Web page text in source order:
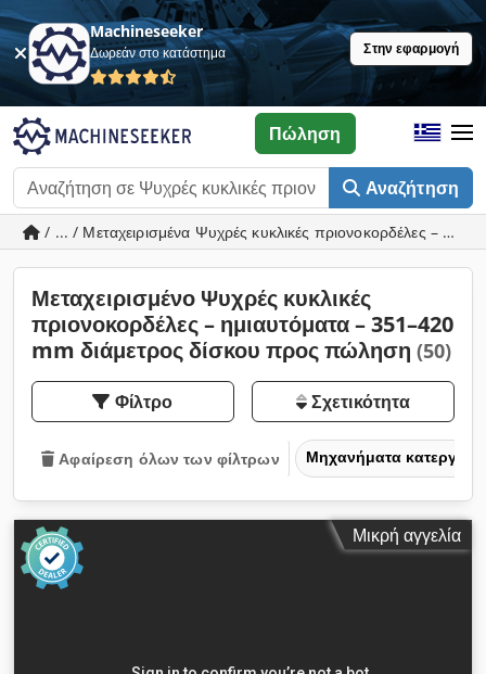
Machineseeker
Δωρεάν στο κατάστημα Στην εφαρμογή
Αναζήτηση
Πώληση
/ ... / Μεταχειρισμένα Ψυχρές κυκλικές πριονοκορδέλες –
Μεταχειρισμένο Ψυχρές κυκλικές
πριονοκορδέλες – ημιαυτόματα – 351–420
mm διάμετρος δίσκου προς πώληση (50)
Φίλτρο Σχετικότητα
Αφαίρεση όλων των φίλτρων Μηχανήματα
Μικρή αγγελία